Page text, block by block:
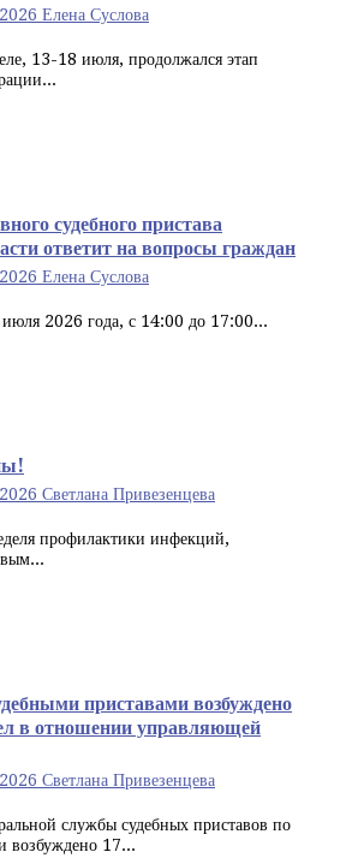
Елена Суслова
13-18 июля, продолжался этап
судебного пристава
ответит на вопросы граждан
Елена Суслова
2026 года, с 14:00 до 17:00...
Светлана Привезенцева
профилактики инфекций,
приставами возбуждено
в отношении управляющей
Светлана Привезенцева
службы судебных приставов по
возбуждено 17...